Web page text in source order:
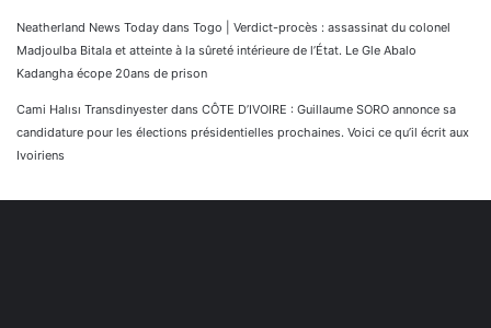
Neatherland News Today dans Togo | Verdict-procès : assassinat du colonel
Madjoulba Bitala et atteinte à la sûreté intérieure de l’État. Le Gle Abalo
Kadangha écope 20ans de prison
Cami Halısı Transdinyester dans CÔTE D’IVOIRE : Guillaume SORO annonce sa
candidature pour les élections présidentielles prochaines. Voici ce qu’il écrit aux
Ivoiriens